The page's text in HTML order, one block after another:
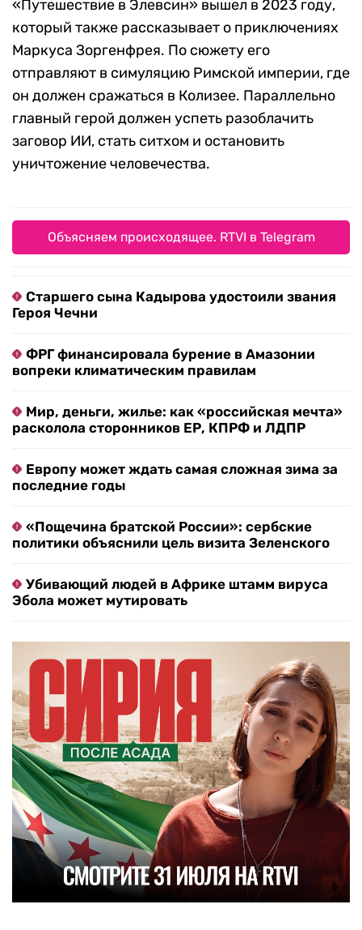
«Путешествие в Элевсин» вышел в 2023 году,
который также рассказывает о приключениях
Маркуса Зоргенфрея. По сюжету его
отправляют в симуляцию Римской империи, где
он должен сражаться в Колизее. Параллельно
главный герой должен успеть разоблачить
заговор ИИ, стать ситхом и остановить
уничтожение человечества.
Объясняем происходящее. RTVI в Telegram
Старшего сына Кадырова удостоили звания
Героя Чечни
ФРГ финансировала бурение в Амазонии
вопреки климатическим правилам
Мир, деньги, жилье: как «российская мечта»
расколола сторонников ЕР, КПРФ и ЛДПР
Европу может ждать самая сложная зима за
последние годы
«Пощечина братской России»: сербские
политики объяснили цель визита Зеленского
Убивающий людей в Африке штамм вируса
Эбола может мутировать